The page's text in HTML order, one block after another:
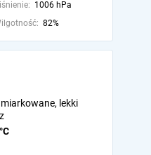
1006 hPa
82%
lekki